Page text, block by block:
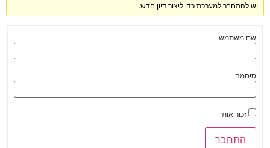
יש להתחבר למערכת כדי ליצור דיון חדש.
שם משתמש:
סיסמה:
זכור אותי
התחבר